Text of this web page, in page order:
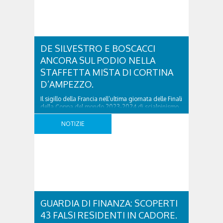
DE SILVESTRO E BOSCACCI
ANCORA SUL PODIO NELLA
STAFFETTA MISTA DI CORTINA
D’AMPEZZO.
Il sigillo della Francia nell’ultima giornata delle Finali
della Coppa del mondo 2023-2024 di scialpinismo,
andata in scena mercoledì 10 aprile a Cortina
Ampezzo per l’organizzazione di Fondazione
NOTIZIE
GUARDIA DI FINANZA: SCOPERTI
43 FALSI RESIDENTI IN CADORE.